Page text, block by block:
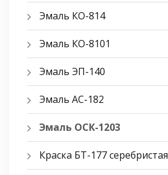
Эмаль КО-814
Эмаль КО-8101
Эмаль ЭП-140
Эмаль АС-182
Эмаль ОСК-1203
Краска БТ-177 серебристая